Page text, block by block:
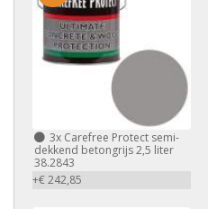
3x Carefree Protect semi-
dekkend betongrijs 2,5 liter
38.2843
+€ 242,85